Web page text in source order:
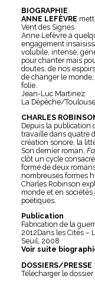
BIOGRAPHIE
ANNE LEFÈVRE
Vent des Signes
Anne Lefèvre a
engagement
volubile, intense,
pour chanter mais
doutes, de nos
de changer le
folie.
Jean-Luc Martinez
La Dépêche/Toulouse
CHARLES
Depuis la publication
travaille dans quatre
création sonore, la
Son dernier roman,
clôt un cycle
formé de deux
nombreuses formes
Charles Robinson
monde et en
poétiques.
Publication
Fabrication de la
2012Dans les Cités –
Seuil, 2008
Voir suite
DOSSIERS/PRESSE
Télécharger le dossier